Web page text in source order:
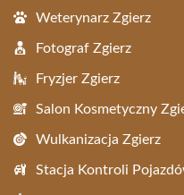
Weterynarz Zgierz
Fotograf Zgierz
Fryzjer Zgierz
Salon Kosmetyczny
Wulkanizacja Zgierz
Stacja Kontroli